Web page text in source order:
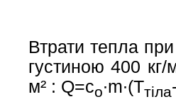
Втрати тепла
густиною 400
м² : Q=со∙m∙(Tтіла